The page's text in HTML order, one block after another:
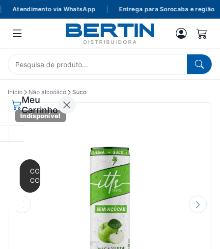
Atendimento via WhatsApp Entrega para Sorocaba e região
Meu
Carrinho
CONTINUAR
COMPRANDO
Início Não alcoólico Suco
Indisponível